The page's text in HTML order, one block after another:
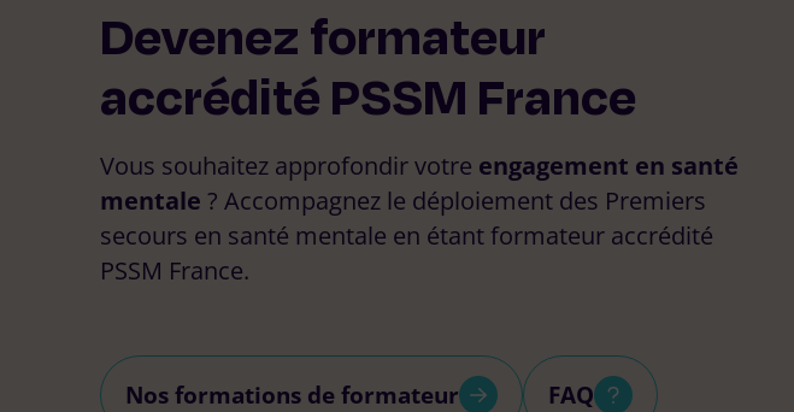
Que recherchez vous ?
Devenez formateur
accrédité PSSM France
Vous souhaitez approfondir votre engagement en santé
mentale ? Accompagnez le déploiement des Premiers
secours en santé mentale en étant formateur accrédité
PSSM France.
Nos formations de formateur FAQ